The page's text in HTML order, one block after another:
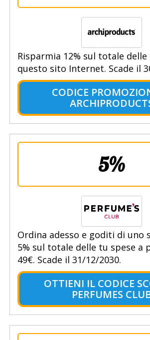
Risparmia 12% sul totale
questo sito Internet. Scade il
CODICE
5%
Ordina adesso e goditi di uno
5% sul totale delle tu spese a
49€. Scade il 31/12/2030.
OTTIENI IL CODICE
PERFUMES